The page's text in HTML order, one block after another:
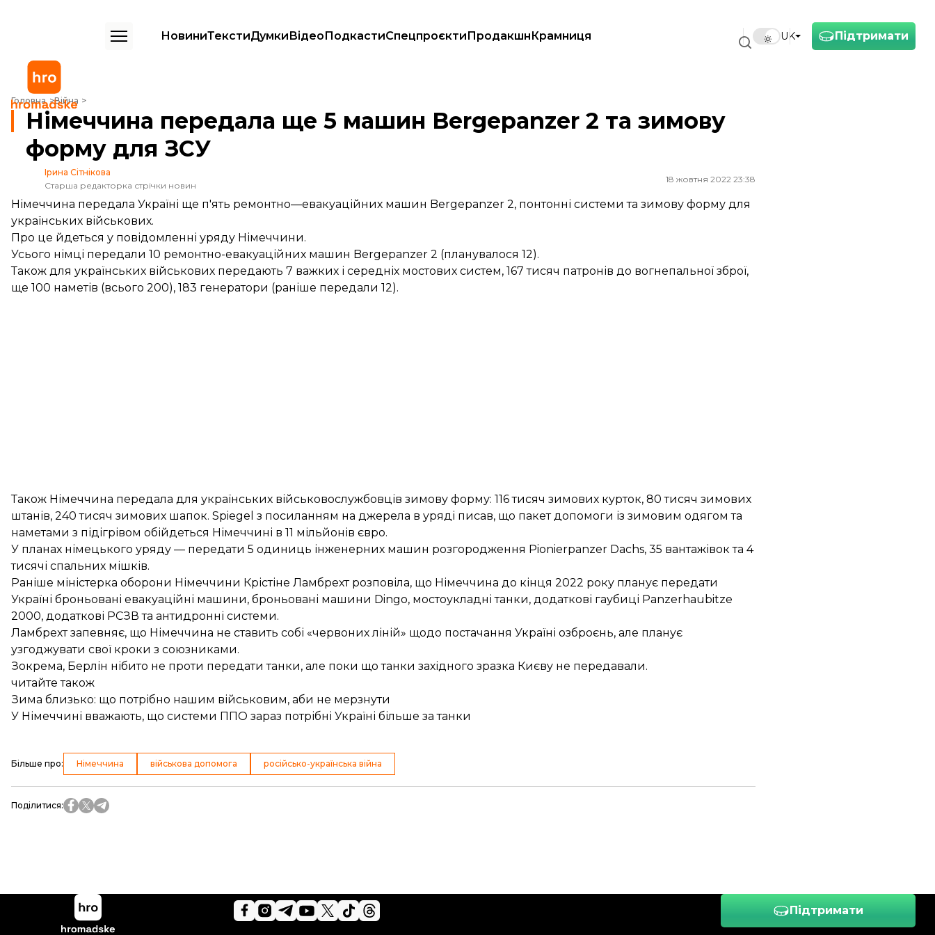
Підтримати
UK
НовиниТекстиДумкиВідеоПодкастиСпецпроєктиПродакшнКрамниця
Головна Війна
Німеччина передала ще 5 машин Bergepanzer 2 та зимову форму для ЗСУ
Німеччина передала ще 5 машин Bergepanzer 2 та зимову
форму для ЗСУ
Ірина Сітнікова
Старша редакторка стрічки новин
18 жовтня 2022 23:38
Німеччина передала Україні ще п'ять ремонтно—евакуаційних машин Bergepanzer 2, понтонні системи та зимову форму для
українських військових.
Про це йдеться у повідомленні уряду Німеччини.
Усього німці передали 10 ремонтно-евакуаційних машин Bergepanzer 2 (планувалося 12).
Також для українських військових передають 7 важких і середніх мостових систем, 167 тисяч патронів до вогнепальної зброї,
ще 100 наметів (всього 200), 183 генератори (раніше передали 12).
Також Німеччина передала для українських військовослужбовців зимову форму: 116 тисяч зимових курток, 80 тисяч зимових
штанів, 240 тисяч зимових шапок. Spiegel з посиланням на джерела в уряді писав, що пакет допомоги із зимовим одягом та
наметами з підігрівом обійдеться Німеччині в 11 мільйонів євро.
У планах німецького уряду — передати 5 одиниць інженерних машин розгородження Pionierpanzer Dachs, 35 вантажівок та 4
тисячі спальних мішків.
Раніше міністерка оборони Німеччини Крістіне Ламбрехт розповіла, що Німеччина до кінця 2022 року планує передати
Україні броньовані евакуаційні машини, броньовані машини Dingo, мостоукладні танки, додаткові гаубиці Panzerhaubitze
2000, додаткові РСЗВ та антидронні системи.
Ламбрехт запевняє, що Німеччина не ставить собі «червоних ліній» щодо постачання Україні озброєнь, але планує
узгоджувати свої кроки з союзниками.
Зокрема, Берлін нібито не проти передати танки, але поки що танки західного зразка Києву не передавали.
читайте також
Зима близько: що потрібно нашим військовим, аби не мерзнути
У Німеччині вважають, що системи ППО зараз потрібні Україні більше за танки
Більше про: Німеччина військова допомога російсько-українська війна
Поділитися:
Підтримати